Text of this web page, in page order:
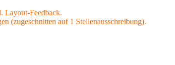
Layout-Feedback.
(zugeschnitten auf 1 Stellenausschreibung).